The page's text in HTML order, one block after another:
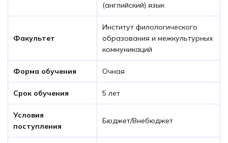
(английский) язык
Факультет
Институт филологического
образования и межкультурных
коммуникаций
Форма обучения Очная
Срок обучения 5 лет
Условия
поступления
Бюджет/Внебюджет